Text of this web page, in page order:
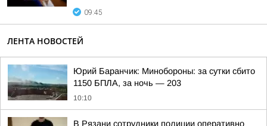
09:45
ЛЕНТА НОВОСТЕЙ
Юрий Баранчик: Минобороны: за сутки сбито
1150 БПЛА, за ночь — 203
10:10
В Рязани сотрудники полиции оперативно